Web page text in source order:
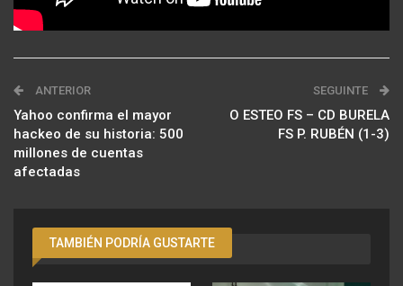
ANTERIOR
Yahoo confirma el mayor
hackeo de su historia: 500
millones de cuentas
afectadas
SEGUINTE
O ESTEO FS – CD BURELA
FS P. RUBÉN (1-3)
TAMBIÉN PODRÍA GUSTARTE